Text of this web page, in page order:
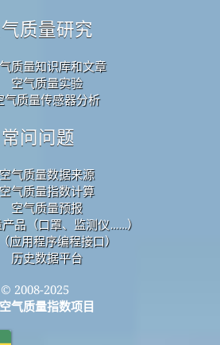
质量研究
质量知识库和文章
空气质量实验
气质量传感器分析
常问问题
空气质量数据来源
空气质量指数计算
空气质量预报
品（口罩、监测仪……）
应用程序编程接口）
历史数据平台
© 2008-2025
气质量指数项目